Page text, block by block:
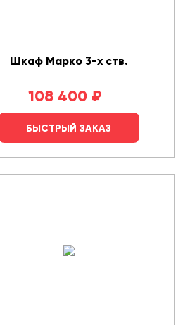
Шкаф Марко 3-х ств.
108 400 ₽
БЫСТРЫЙ ЗАКАЗ